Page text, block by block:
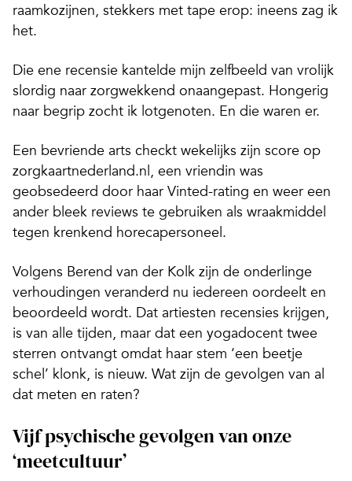
raamkozijnen, stekkers met tape erop: ineens zag ik
het.
Die ene recensie kantelde mijn zelfbeeld van vrolijk
slordig naar zorgwekkend onaangepast. Hongerig
naar begrip zocht ik lotgenoten. En die waren er.
Een bevriende arts checkt wekelijks zijn score op
zorgkaartnederland.nl, een vriendin was
geobsedeerd door haar Vinted-rating en weer een
ander bleek reviews te gebruiken als wraakmiddel
tegen krenkend horecapersoneel.
Volgens Berend van der Kolk zijn de onderlinge
verhoudingen veranderd nu iedereen oordeelt en
beoordeeld wordt. Dat artiesten recensies krijgen,
is van alle tijden, maar dat een yogadocent twee
sterren ontvangt omdat haar stem ‘een beetje
schel’ klonk, is nieuw. Wat zijn de gevolgen van al
dat meten en raten?
Vijf psychische gevolgen van onze
‘meetcultuur’